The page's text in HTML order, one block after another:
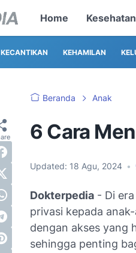
Home Kesehatan
KECANTIKAN KEHAMILAN
Beranda Anak
6 Cara
Updated: 18 Agu, 2024 •
Dokterpedia - Di
privasi kepada
dengan akses yang
sehingga penting